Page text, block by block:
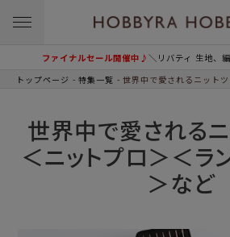
ファイナルセール開催中♪＼リバティ 生地、
トップページ 特集一覧 世界中で愛されるニット
世界中で愛される
＜ニットプロ＞＜ラ
＞など